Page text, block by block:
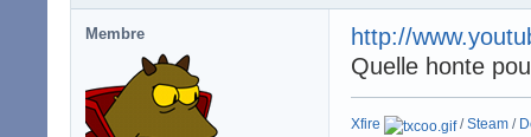
Membre
http://
Quelle honte
Xfire /Steam /